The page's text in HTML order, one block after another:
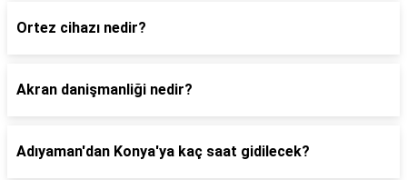
Ortez cihazı nedir?
Akran danişmanliği nedir?
Adıyaman'dan Konya'ya kaç saat gidilecek?